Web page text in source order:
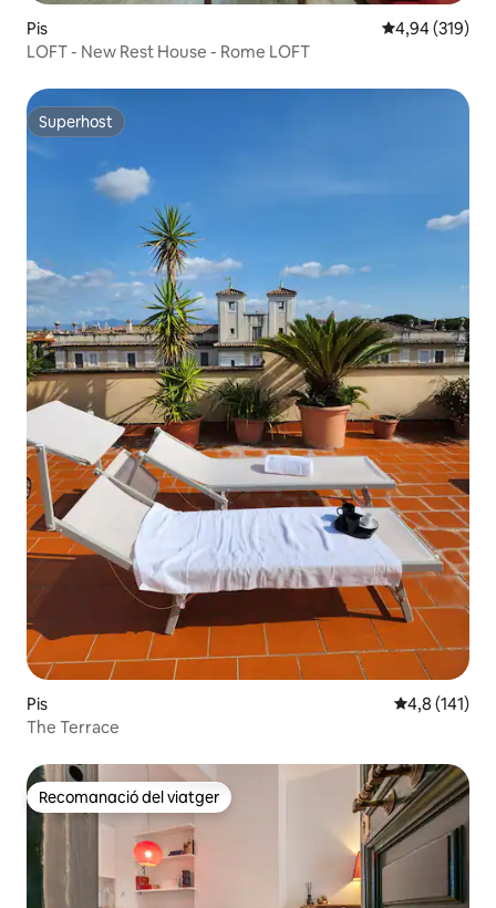
Pis 4,94 de
4,94 (319)
LOFT - New Rest House - Rome LOFT
Superhost
Superhost
Pis 4,8 de
4,8 (141)
The Terrace
Recomanació del viatger
Recomanació del viatger